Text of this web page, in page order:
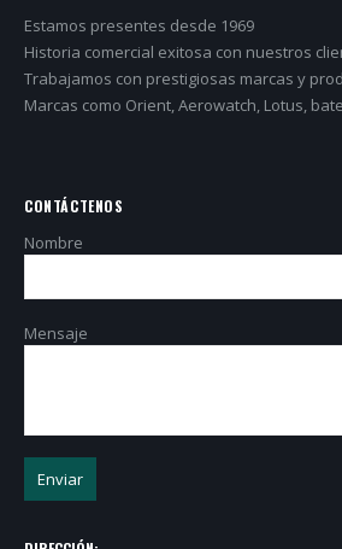
Estamos presentes desde 1969
Historia comercial exitosa con nuestros
Trabajamos con prestigiosas marcas y
Marcas como Orient, Aerowatch, Lotus,
CONTÁCTENOS
Nombre
Mensaje